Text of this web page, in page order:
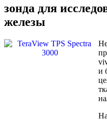
зонда для
железы
и